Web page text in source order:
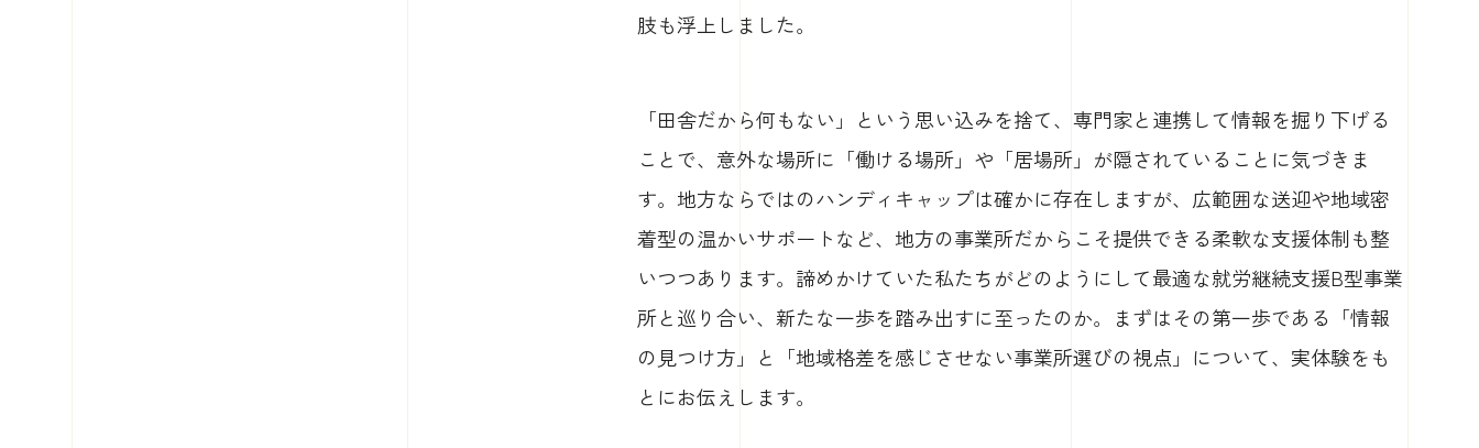
肢も浮上しました。
「田舎だから何もない」という思い込みを捨て、専門家と連携して情報を掘り下げる
ことで、意外な場所に「働ける場所」や「居場所」が隠されていることに気づきま
す。地方ならではのハンディキャップは確かに存在しますが、広範囲な送迎や地域密
着型の温かいサポートなど、地方の事業所だからこそ提供できる柔軟な支援体制も整
いつつあります。諦めかけていた私たちがどのようにして最適な就労継続支援B型事業
所と巡り合い、新たな一歩を踏み出すに至ったのか。まずはその第一歩である「情報
の見つけ方」と「地域格差を感じさせない事業所選びの視点」について、実体験をも
とにお伝えします。